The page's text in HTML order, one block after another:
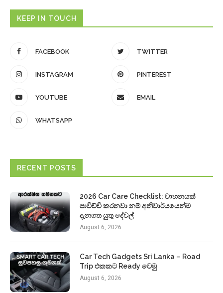
KEEP IN TOUCH
FACEBOOK TWITTER
INSTAGRAM PINTEREST
YOUTUBE EMAIL
WHATSAPP
RECENT POSTS
2026 Car Care Checklist: වාහනයක්
පාවිච්චි කරනවා නම් අනිවාර්යයෙන්ම
දැනගත යුතු දේවල්
August 6, 2026
Car Tech Gadgets Sri Lanka – Road
Trip එකකට Ready වෙමු
August 6, 2026